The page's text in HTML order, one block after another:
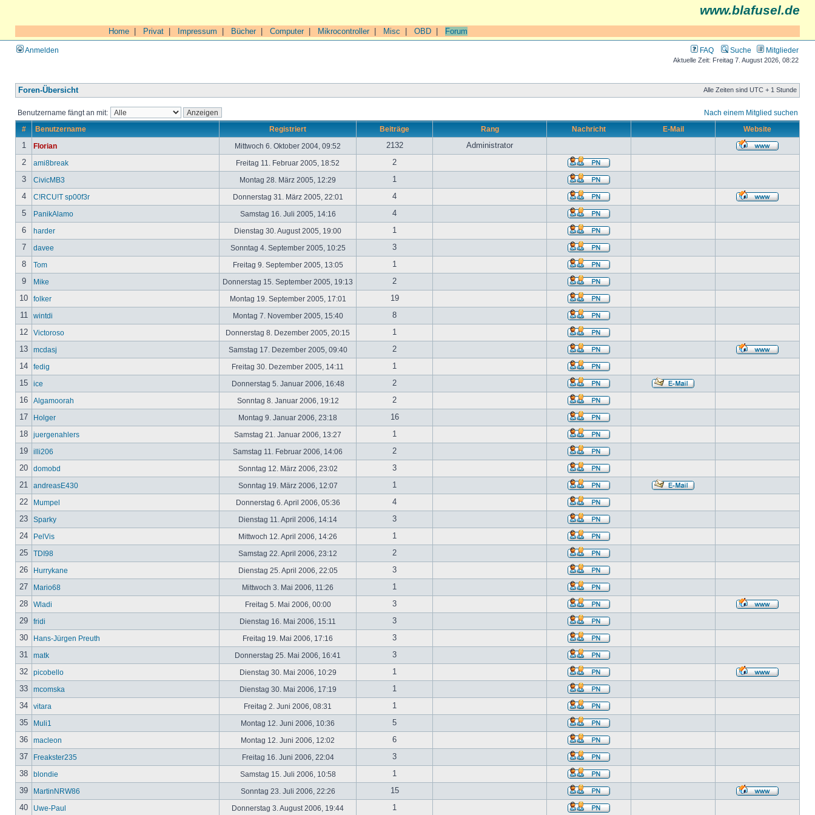
www.blafusel.de
Home Privat Impressum Bücher| Computer| Mikrocontroller| Misc OBD Forum
Anmelden FAQ Suche Mitglieder
Aktuelle Zeit: Freitag 7. August 2026, 08:22
Foren-Übersicht Alle Zeiten sind UTC + 1 Stunde
Benutzername fängt an mit: Nach einem Mitglied suchen
# Benutzername Registriert Beiträge Rang Nachricht E-Mail Website
1 Florian Mittwoch 6. Oktober 2004, 09:52 2132
Administrator
2
ami8break Freitag 11. Februar 2005, 18:52
2
3
CivicMB3 Montag 28. März 2005, 12:29
1
4
C!RCU!T sp00f3r Donnerstag 31. März 2005, 22:01
4
5
PanikAlamo Samstag 16. Juli 2005, 14:16
4
6
harder Dienstag 30. August 2005, 19:00
1
7
davee Sonntag 4. September 2005, 10:25
3
8
Tom Freitag 9. September 2005, 13:05
1
9
Mike Donnerstag 15. September 2005, 19:13
2
10
folker Montag 19. September 2005, 17:01
19
11
wintdi Montag 7. November 2005, 15:40
8
12
Victoroso Donnerstag 8. Dezember 2005, 20:15
1
13
mcdasj Samstag 17. Dezember 2005, 09:40
2
14
fedig Freitag 30. Dezember 2005, 14:11
1
15
ice Donnerstag 5. Januar 2006, 16:48
2
16
Algamoorah Sonntag 8. Januar 2006, 19:12
2
17
Holger Montag 9. Januar 2006, 23:18
16
18
juergenahlers Samstag 21. Januar 2006, 13:27
1
19
illi206 Samstag 11. Februar 2006, 14:06
2
20
domobd Sonntag 12. März 2006, 23:02
3
21
andreasE430 Sonntag 19. März 2006, 12:07
1
22
Mumpel Donnerstag 6. April 2006, 05:36
4
23
Sparky Dienstag 11. April 2006, 14:14
3
24
PelVis Mittwoch 12. April 2006, 14:26
1
25
TDI98 Samstag 22. April 2006, 23:12
2
26
Hurrykane Dienstag 25. April 2006, 22:05
3
27
Mario68 Mittwoch 3. Mai 2006, 11:26
1
28
Wladi Freitag 5. Mai 2006, 00:00
3
29
fridi Dienstag 16. Mai 2006, 15:11
3
30
Hans-Jürgen Preuth Freitag 19. Mai 2006, 17:16
3
31
matk Donnerstag 25. Mai 2006, 16:41
3
32
picobello Dienstag 30. Mai 2006, 10:29
1
33
mcomska Dienstag 30. Mai 2006, 17:19
1
34
vitara Freitag 2. Juni 2006, 08:31
1
35
Muli1 Montag 12. Juni 2006, 10:36
5
36
macleon Montag 12. Juni 2006, 12:02
6
37
Freakster235 Freitag 16. Juni 2006, 22:04
3
38
blondie Samstag 15. Juli 2006, 10:58
1
39
MartinNRW86 Sonntag 23. Juli 2006, 22:26
15
40
Uwe-Paul Donnerstag 3. August 2006, 19:44 1